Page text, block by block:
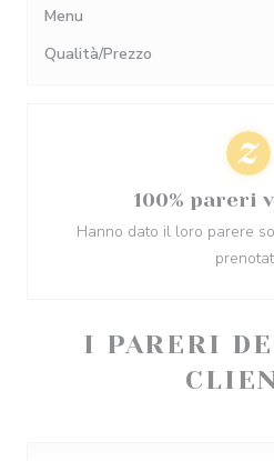
I PARERI
Menu
Qualità/Prezzo
100% pareri
Hanno dato il loro parere